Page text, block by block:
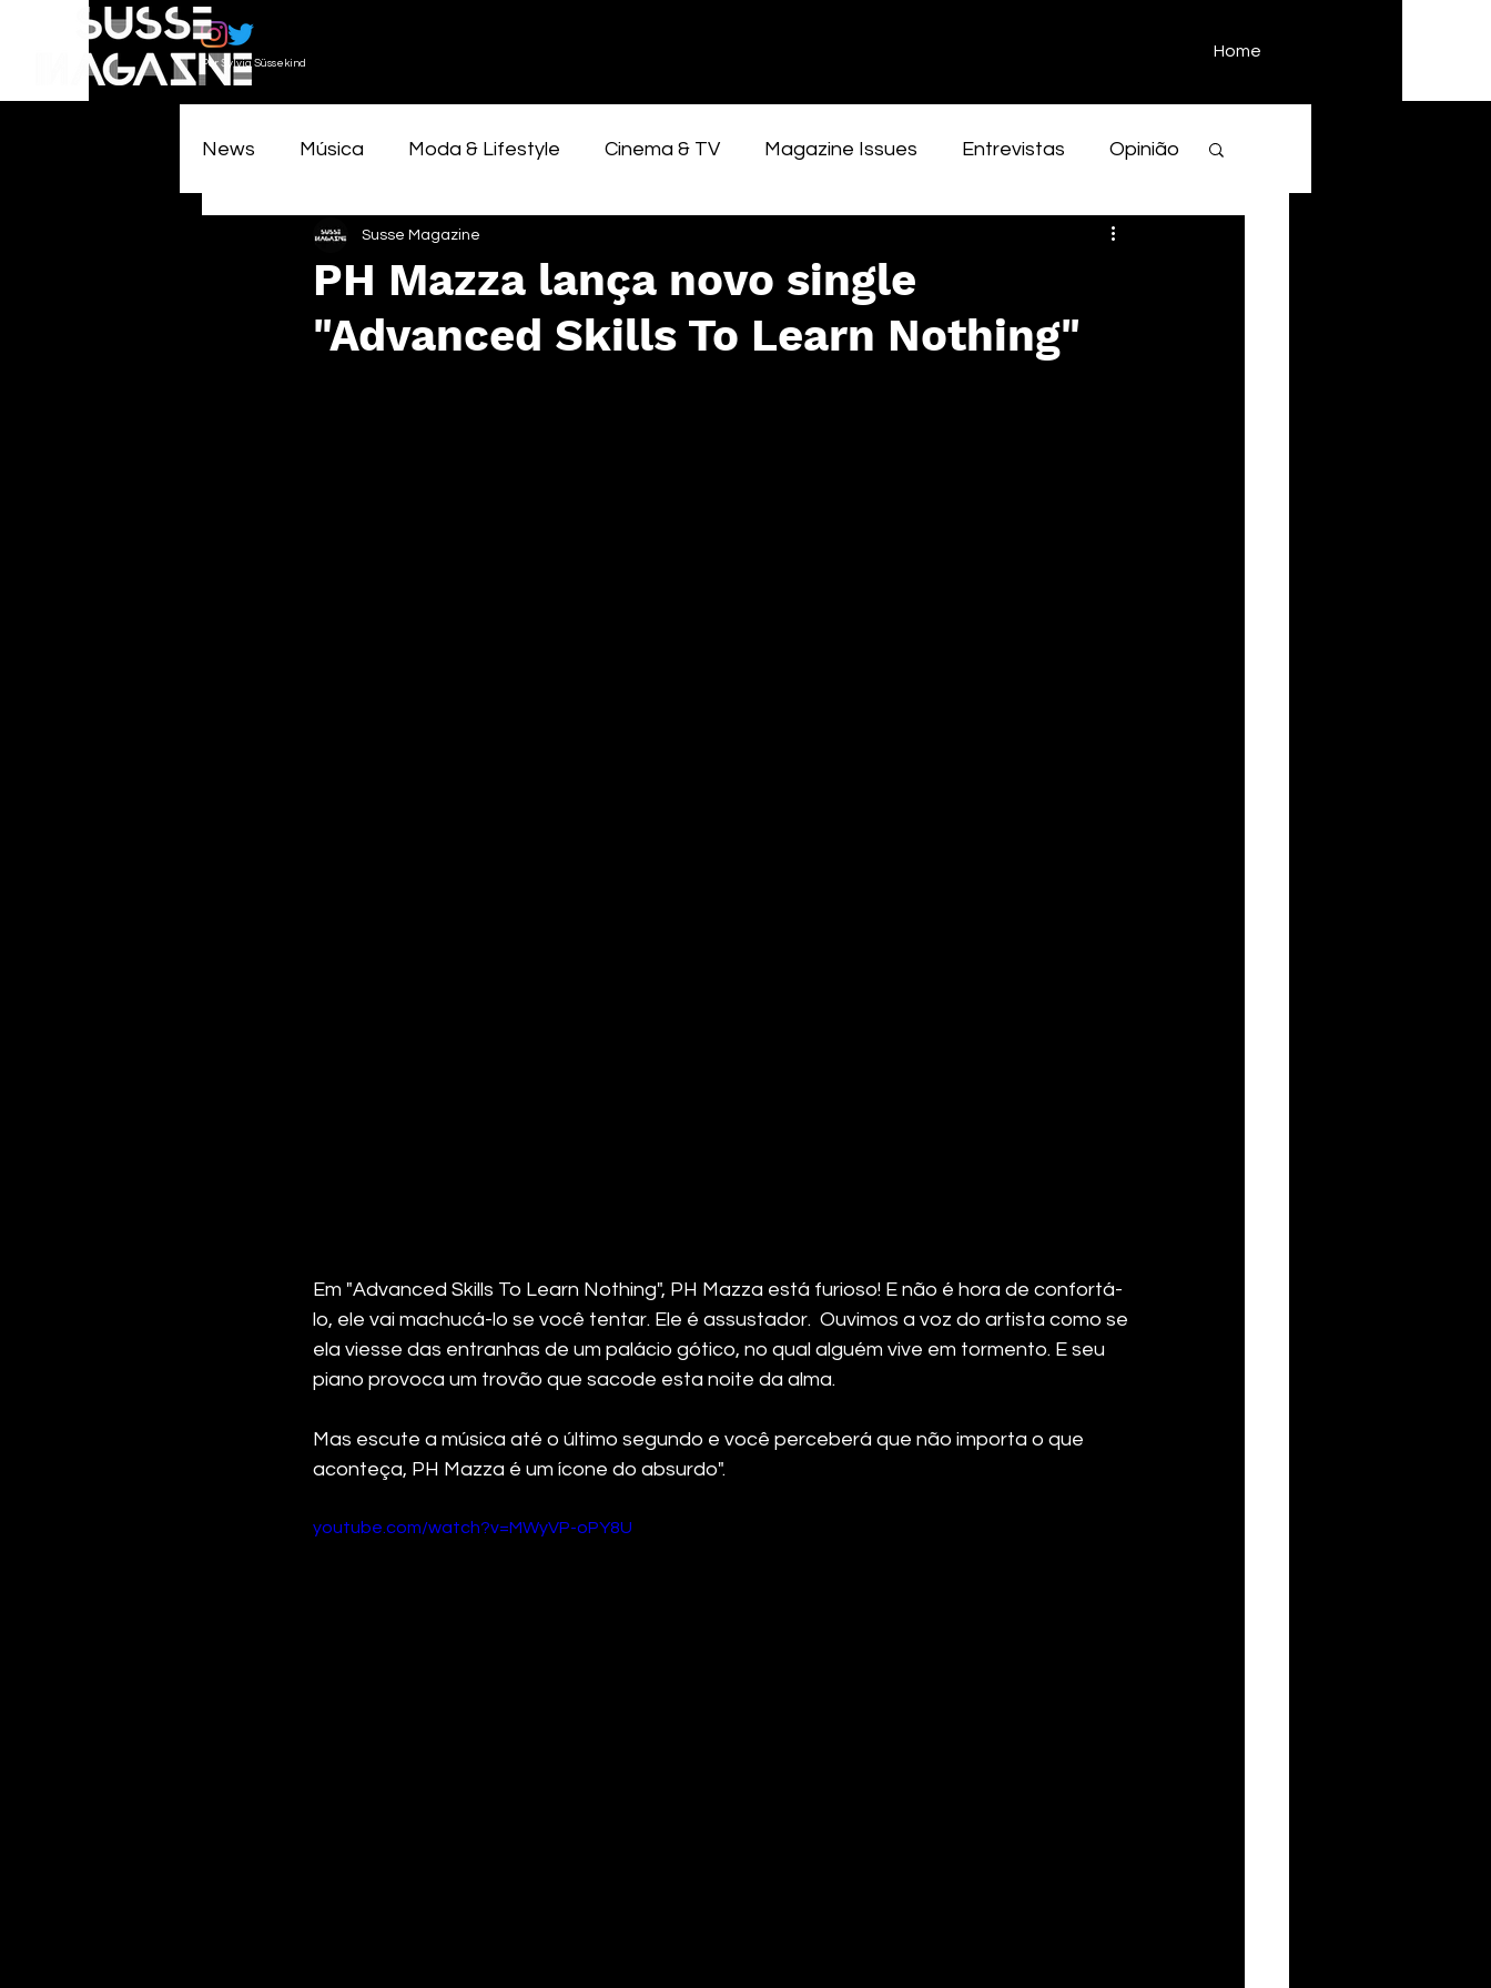
Por Sylvia Süssekind
Home
News Música Moda & Lifestyle Cinema & TV Magazine Issues Entrevistas Opinião
PH Mazza lança novo single
"Advanced Skills To Learn Nothing"
Susse Magazine
Em "Advanced Skills To Learn Nothing", PH Mazza está furioso! E não é hora de confortá-
lo, ele vai machucá-lo se você tentar. Ele é assustador.  Ouvimos a voz do artista como se
ela viesse das entranhas de um palácio gótico, no qual alguém vive em tormento. E seu
piano provoca um trovão que sacode esta noite da alma.
Mas escute a música até o último segundo e você perceberá que não importa o que
aconteça, PH Mazza é um ícone do absurdo".
youtube.com/watch?v=MWyVP-oPY8U